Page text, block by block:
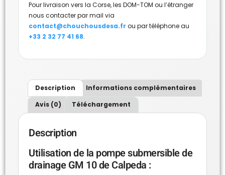
Pour livraison vers la Corse, les DOM-TOM ou l’étranger
nous contacter par mail via
contact@chouchousdesa.fr ou par téléphone au
+33 2 32 77 41 68.
Description
Informations complémentaires
Avis (0)
Téléchargement
Description
Utilisation de la pompe submersible de
drainage GM 10 de Calpeda :